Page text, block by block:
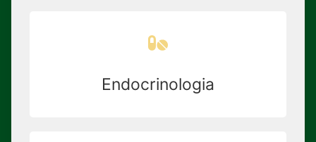
Endocrinologia